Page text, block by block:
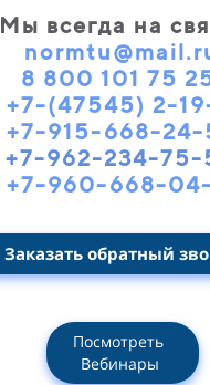
Мы всегда на
8 800 101 75
+7-(47545) 2-
+7-915-668-24-
+7-962-234-75-
+7-960-668-
Заказать обратный
Посмотреть
Вебинары